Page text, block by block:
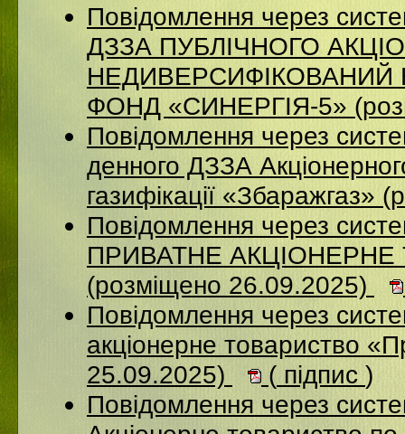
Повідомлення через
ДЗЗА ПУБЛІЧНОГО
НЕДИВЕРСИФІКОВАНИЙ
ФОНД «СИНЕРГІЯ-5»
Повідомлення через
денного ДЗЗА
газифікації
Повідомлення через
ПРИВАТНЕ
(розміщено 26.09.2025)
Повідомлення через
акціонерне товариство
25.09.2025)
( підпис )
Повідомлення через